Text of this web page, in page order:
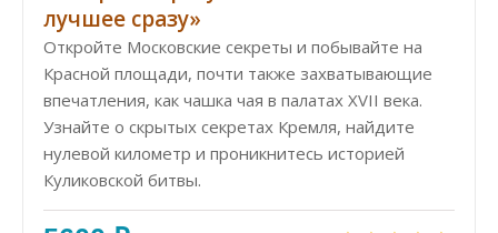
лучшее сразу»
Откройте Московские секреты и побывайте на
Красной площади, почти также захватывающие
впечатления, как чашка чая в палатах XVII века.
Узнайте о скрытых секретах Кремля, найдите
нулевой километр и проникнитесь историей
Куликовской битвы.